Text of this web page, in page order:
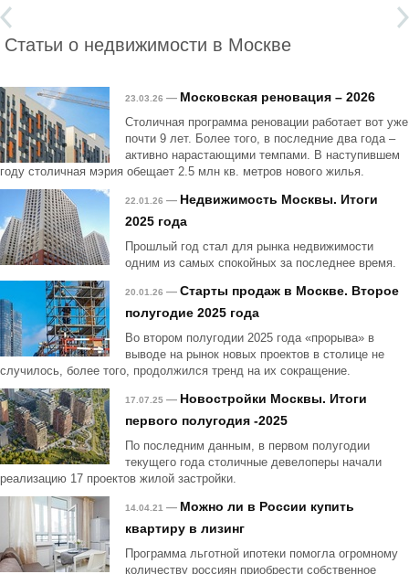
Статьи о недвижимости в Москве
23.03.26 — Московская реновация – 2026
Столичная программа реновации работает вот уже
почти 9 лет. Более того, в последние два года –
активно нарастающими темпами. В наступившем
году столичная мэрия обещает 2.5 млн кв. метров нового жилья.
22.01.26 — Недвижимость Москвы. Итоги
2025 года
Прошлый год стал для рынка недвижимости
одним из самых спокойных за последнее время.
20.01.26 — Старты продаж в Москве. Второе
полугодие 2025 года
Во втором полугодии 2025 года «прорыва» в
выводе на рынок новых проектов в столице не
случилось, более того, продолжился тренд на их сокращение.
17.07.25 — Новостройки Москвы. Итоги
первого полугодия -2025
По последним данным, в первом полугодии
текущего года столичные девелоперы начали
реализацию 17 проектов жилой застройки.
14.04.21 — Можно ли в России купить
квартиру в лизинг
Программа льготной ипотеки помогла огромному
количеству россиян приобрести собственное